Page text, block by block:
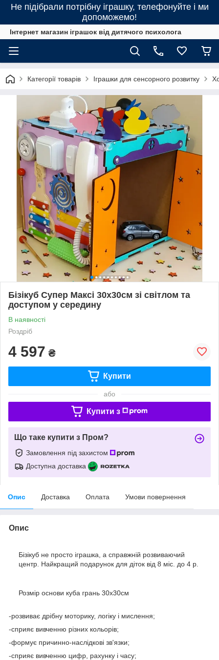
Не підібрали потрібну іграшку, телефонуйте і ми
допоможемо!
Інтернет магазин іграшок від дитячого психолога
Категорії товарів Іграшки для сенсорного розвитку
Бізікуб Супер Максі 30х30см зі світлом та
доступом у середину
В наявності
Роздріб
4 597 ₴
Купити
або
Купити з
Що таке купити з Пром?
Замовлення під захистом
Доступна доставка
Опис Доставка Оплата Умови повернення
Опис
Бізікуб не просто іграшка, а справжній розвиваючий
центр. Найкращий подарунок для діток від 8 міс. до 4 р.
Розмір основи куба грань 30х30см
-розвиває дрібну моторику, логіку і мислення;
-сприяє вивченню різних кольорів;
-формує причинно-наслідкові зв'язки;
-сприяє вивченню цифр, рахунку і часу;